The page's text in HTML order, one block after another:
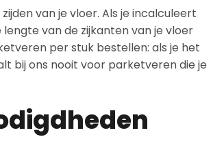
van je vloer. Als je incalculeert
van de zijkanten van je vloer
per stuk bestellen: als je het
bij ons nooit voor parketveren die je